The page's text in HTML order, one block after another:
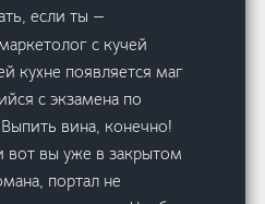
если ты —
с кучей
кухне появляется маг
с экзамена по
вина, конечно!
вот вы уже в закрытом
портал не